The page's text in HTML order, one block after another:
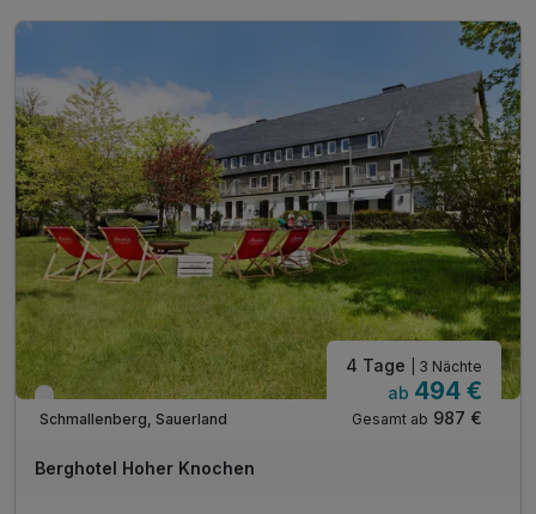
Verfügbar bis Dezember
Schmallenberg, Sauerland
4 Tage | 3 Nächte
ab 494 €
Gesamt ab 987 €
Berghotel Hoher Knochen